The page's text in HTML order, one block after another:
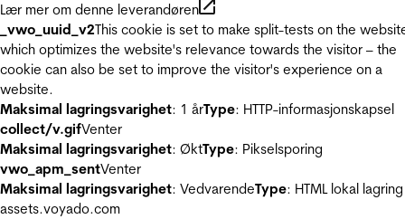
Lær mer om denne leverandøren
_vwo_uuid_v2This cookie is set to make split-tests on the
which optimizes the website's relevance towards the visitor – the
cookie can also be set to improve the visitor's experience on a
website.
Maksimal lagringsvarighet: 1 årType: HTTP-informasjonskapsel
collect/v.gifVenter
Maksimal lagringsvarighet: ØktType: Pikselsporing
vwo_apm_sentVenter
Maksimal lagringsvarighet: VedvarendeType: HTML lokal lagring
assets.voyado.com